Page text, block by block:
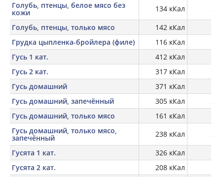
Голубь, птенцы, белое мясо без
кожи 134 кКал
Голубь, птенцы, только мясо
142 кКал
Грудка цыпленка-бройлера (филе)
116 кКал
Гусь 1 кат.
412 кКал
Гусь 2 кат.
317 кКал
Гусь домашний
371 кКал
Гусь домашний, запечённый
305 кКал
Гусь домашний, только мясо
161 кКал
Гусь домашний, только мясо,
запечённый 238 кКал
Гусята 1 кат.
326 кКал
Гусята 2 кат.
208 кКал